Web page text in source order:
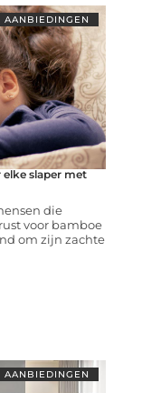
AANBIEDINGEN
slaper met
die
voor bamboe
om zijn zachte
AANBIEDINGEN